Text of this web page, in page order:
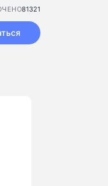
81321